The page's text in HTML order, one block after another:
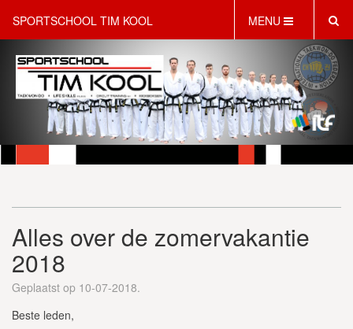
SPORTSCHOOL TIM KOOL MENU
HOME
INFORMATIE
LESAANBOD
ROOSTER
KINDERFEESTJES
WEBSHOP
SCHRIJF JE NU IN!
CONTACT
Alles over de zomervakantie
2018
Geplaatst op 10-07-2018.
Beste leden,